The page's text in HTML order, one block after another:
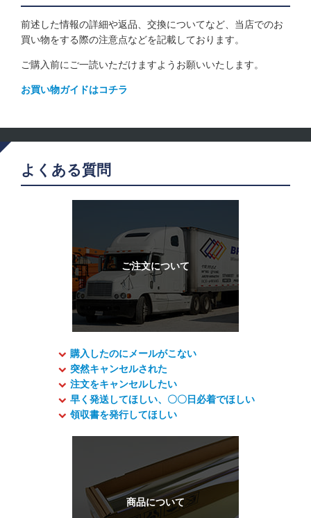
前述した情報の詳細や返品、交換についてなど、当店でのお
買い物をする際の注意点などを記載しております。
ご購入前にご一読いただけますようお願いいたします。
お買い物ガイドはコチラ
よくある質問
購入したのにメールがこない
突然キャンセルされた
注文をキャンセルしたい
早く発送してほしい、〇〇日必着でほしい
領収書を発行してほしい